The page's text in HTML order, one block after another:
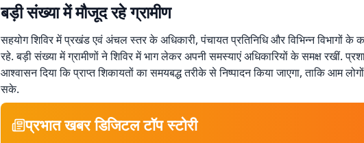
बड़ी संख्या में मौजूद रहे ग्रामीण
सहयोग शिविर में प्रखंड एवं अंचल स्तर के अधिकारी, पंचायत प्रतिनिधि और विभिन्न विभागों के
रहे. बड़ी संख्या में ग्रामीणों ने शिविर में भाग लेकर अपनी समस्याएं अधिकारियों के समक्ष रखीं.
आश्वासन दिया कि प्राप्त शिकायतों का समयबद्ध तरीके से निष्पादन किया जाएगा, ताकि आम
सके.
प्रभात खबर डिजिटल टॉप स्टोरी